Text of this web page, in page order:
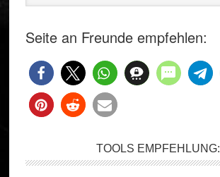
Seite an Freunde empfehlen:
TOOLS EMPFEHLUNG: